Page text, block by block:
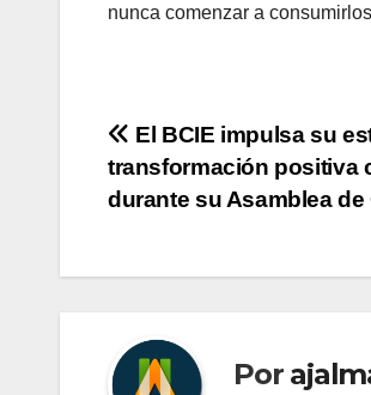
nunca comenzar a
Navegación
de
El BCIE impulsa su
transformación positiva
durante su Asamblea
Por